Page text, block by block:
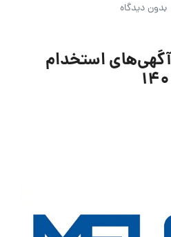
بدون دیدگاه
استخدام